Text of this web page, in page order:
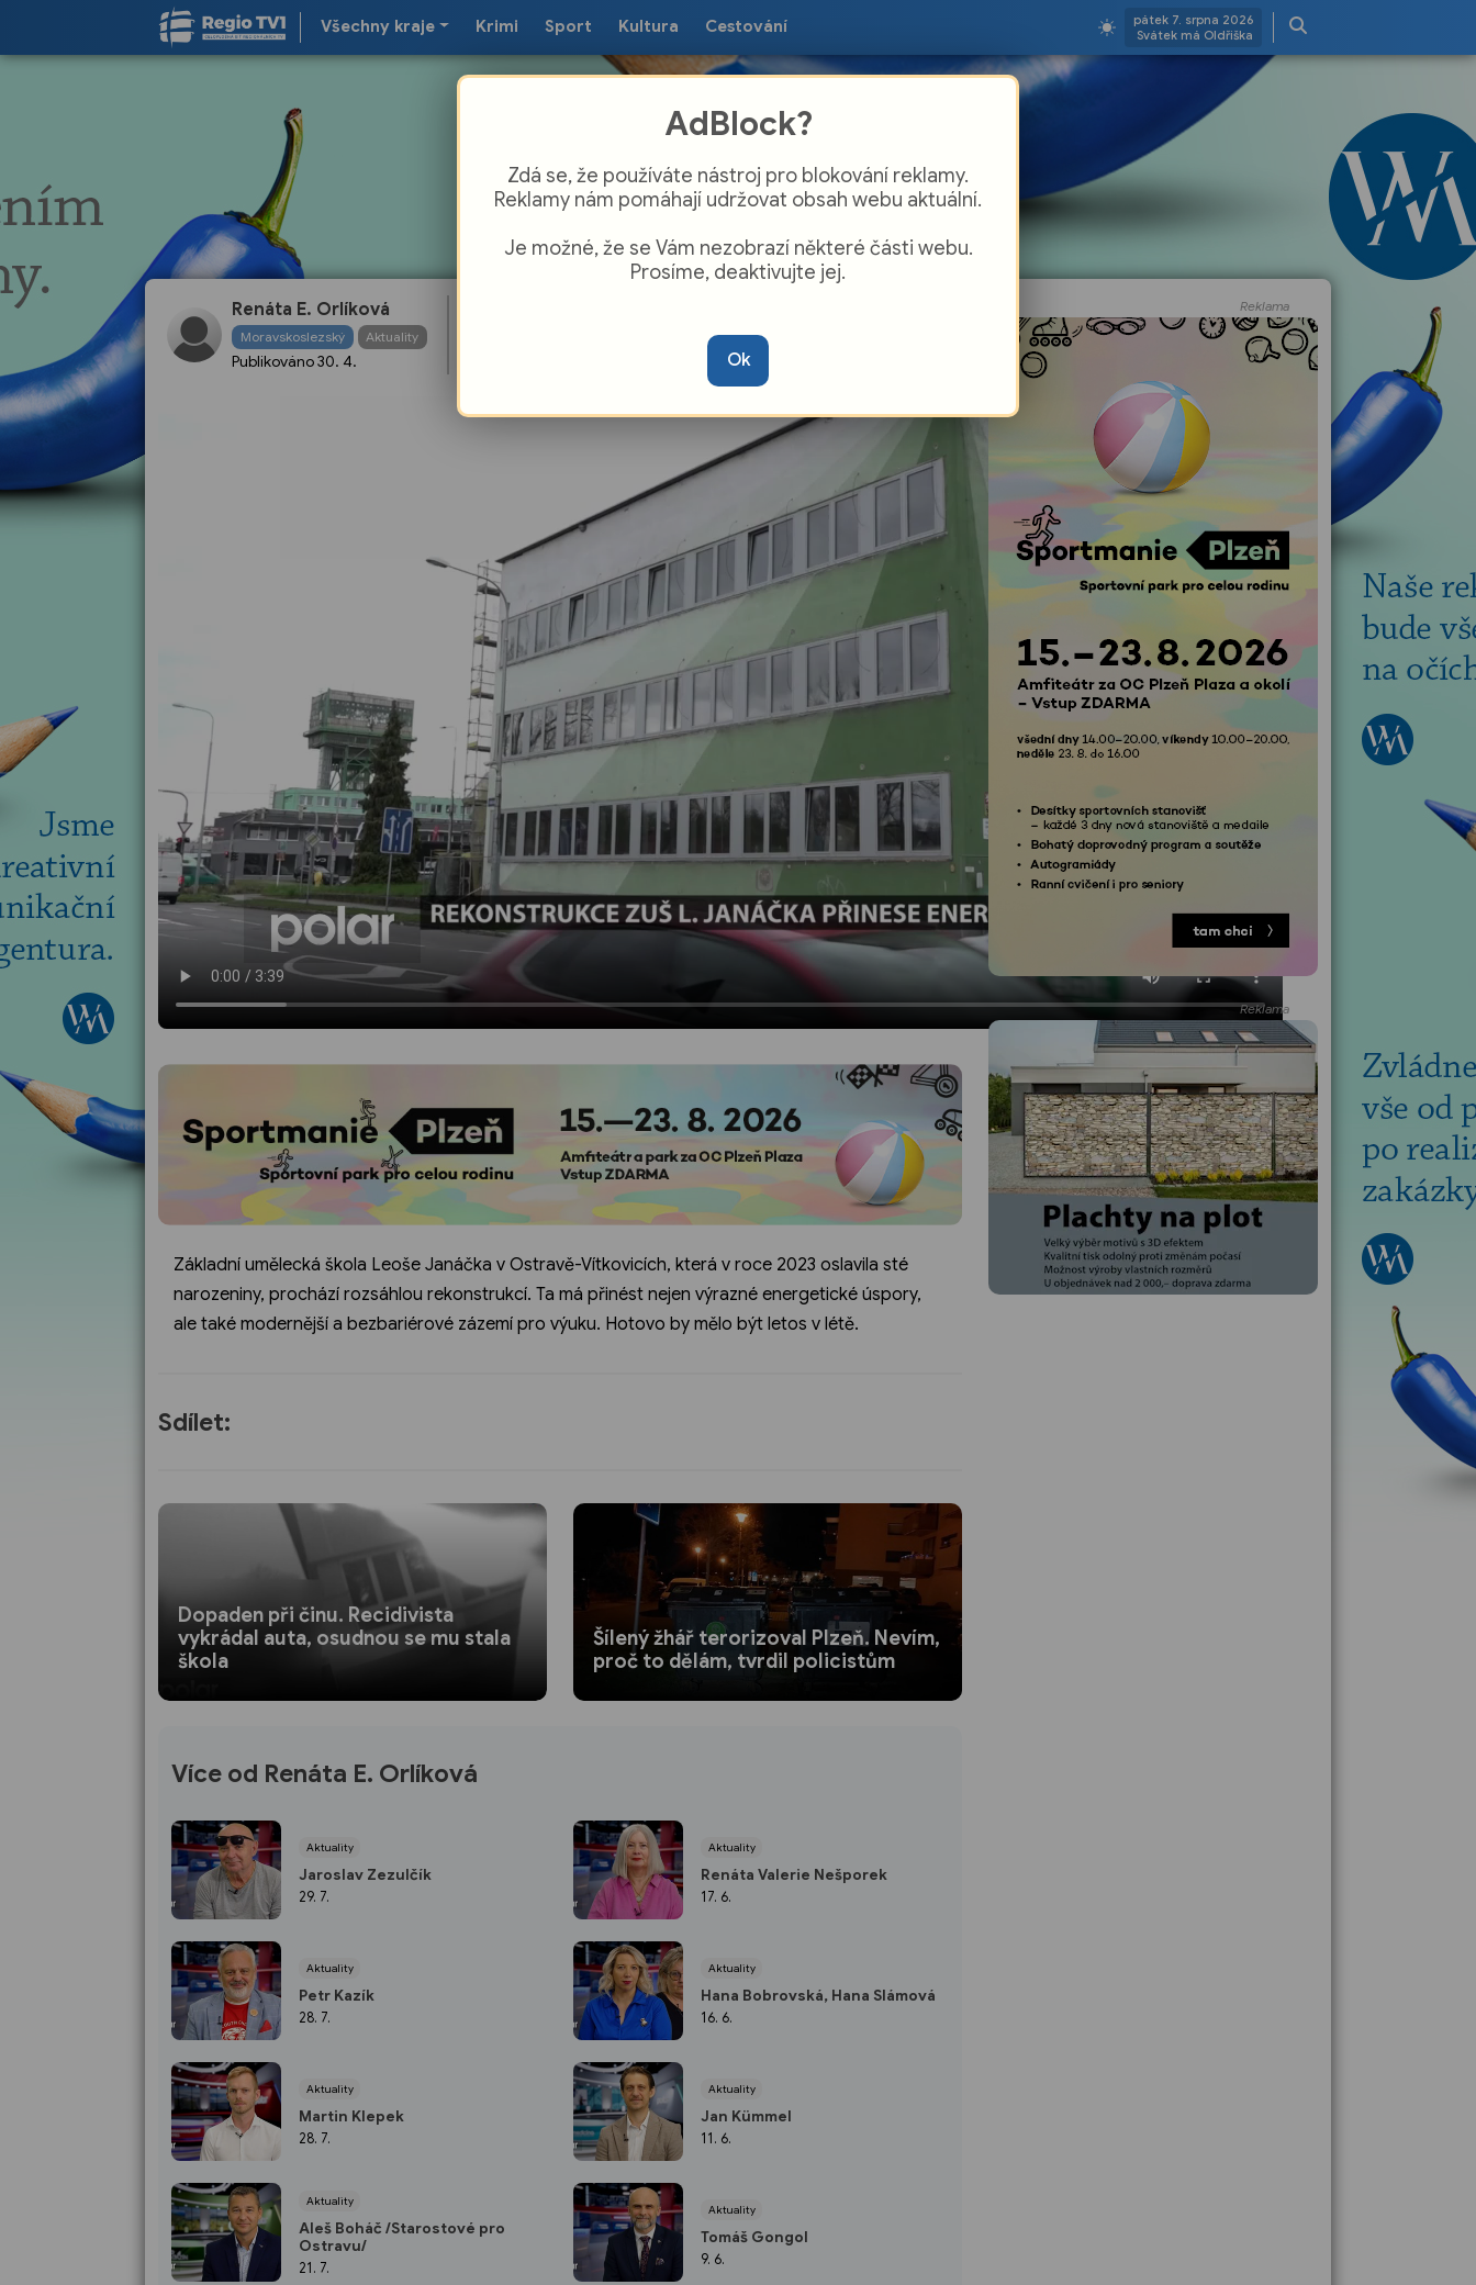
Všechny kraje Krimi Sport Kultura Cestování
pátek 7. srpna 2026
Svátek má Oldřiška
Renáta E. Orlíková
Moravskoslezský Aktuality
Publikováno30. 4.
přinese energetické úspory
Základní umělecká škola Leoše Janáčka v Ostravě-Vítkovicích, která v roce 2023 oslavila sté
narozeniny, prochází rozsáhlou rekonstrukcí. Ta má přinést nejen výrazné energetické úspory,
ale také modernější a bezbariérové zázemí pro výuku. Hotovo by mělo být letos v létě.
Sdílet:
Dopaden při činu. Recidivista
vykrádal auta, osudnou se mu stala
škola
Šílený žhář terorizoval Plzeň. Nevím,
proč to dělám, tvrdil policistům
Více od Renáta E. Orlíková
Aktuality
Jaroslav Zezulčík
29. 7.
Aktuality
Petr Kazík
28. 7.
Aktuality
Martin Klepek
28. 7.
Aktuality
Aleš Boháč /Starostové pro
Ostravu/
21. 7.
Aktuality
Renáta Valerie Nešporek
17. 6.
Aktuality
Hana Bobrovská, Hana Slámová
16. 6.
Aktuality
Jan Kümmel
11. 6.
Aktuality
Tomáš Gongol
9. 6.
Reklama
Reklama
AdBlock?
Zdá se, že používáte nástroj pro blokování reklamy.
Reklamy nám pomáhají udržovat obsah webu aktuální.
Je možné, že se Vám nezobrazí některé části webu.
Prosíme, deaktivujte jej.
Ok